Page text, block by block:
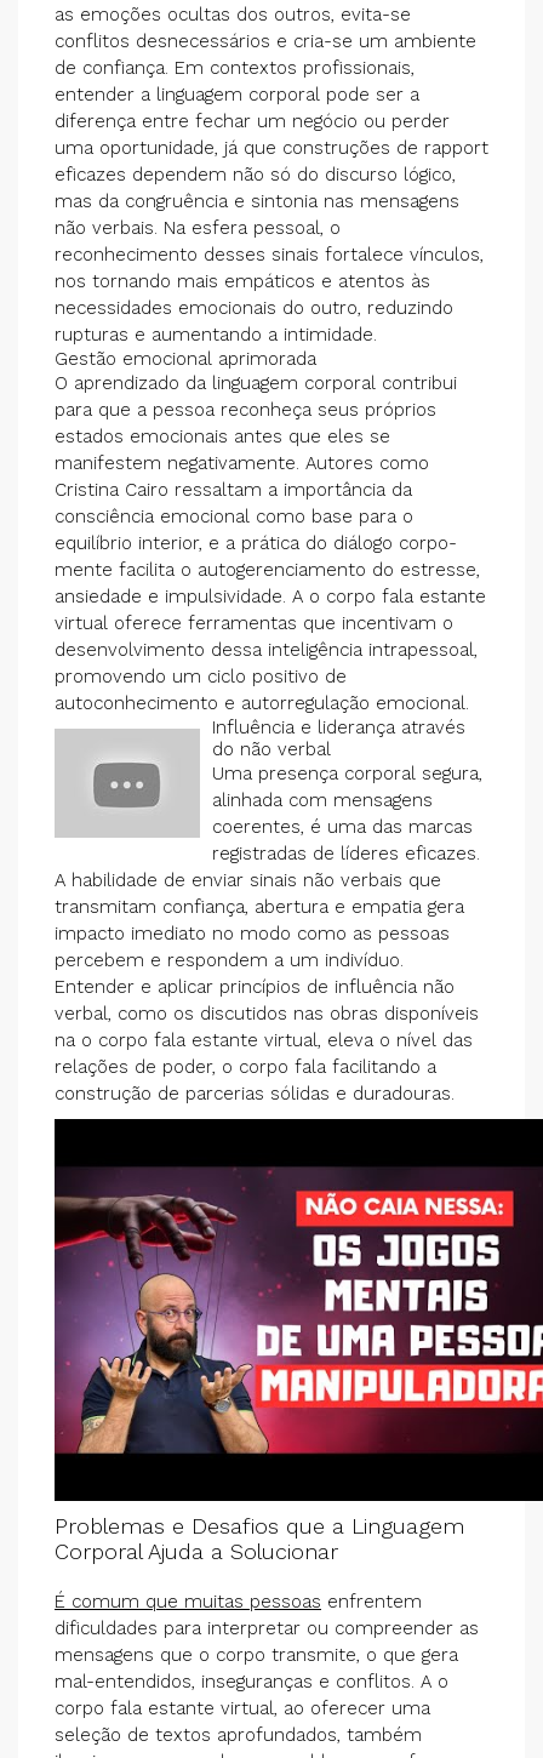
as emoções ocultas dos outros, evita-se
conflitos desnecessários e cria-se um ambiente
de confiança. Em contextos profissionais,
entender a linguagem corporal pode ser a
diferença entre fechar um negócio ou perder
uma oportunidade, já que construções de rapport
eficazes dependem não só do discurso lógico,
mas da congruência e sintonia nas mensagens
não verbais. Na esfera pessoal, o
reconhecimento desses sinais fortalece vínculos,
nos tornando mais empáticos e atentos às
necessidades emocionais do outro, reduzindo
rupturas e aumentando a intimidade.
Gestão emocional aprimorada
O aprendizado da linguagem corporal contribui
para que a pessoa reconheça seus próprios
estados emocionais antes que eles se
manifestem negativamente. Autores como
Cristina Cairo ressaltam a importância da
consciência emocional como base para o
equilíbrio interior, e a prática do diálogo corpo-
mente facilita o autogerenciamento do estresse,
ansiedade e impulsividade. A o corpo fala estante
virtual oferece ferramentas que incentivam o
desenvolvimento dessa inteligência intrapessoal,
promovendo um ciclo positivo de
autoconhecimento e autorregulação emocional.
Influência e liderança através
do não verbal
Uma presença corporal segura,
alinhada com mensagens
coerentes, é uma das marcas
registradas de líderes eficazes.
A habilidade de enviar sinais não verbais que
transmitam confiança, abertura e empatia gera
impacto imediato no modo como as pessoas
percebem e respondem a um indivíduo.
Entender e aplicar princípios de influência não
verbal, como os discutidos nas obras disponíveis
na o corpo fala estante virtual, eleva o nível das
relações de poder, o corpo fala facilitando a
construção de parcerias sólidas e duradouras.
Problemas e Desafios que a Linguagem
Corporal Ajuda a Solucionar
É comum que muitas pessoas enfrentem
dificuldades para interpretar ou compreender as
mensagens que o corpo transmite, o que gera
mal-entendidos, inseguranças e conflitos. A o
corpo fala estante virtual, ao oferecer uma
seleção de textos aprofundados, também